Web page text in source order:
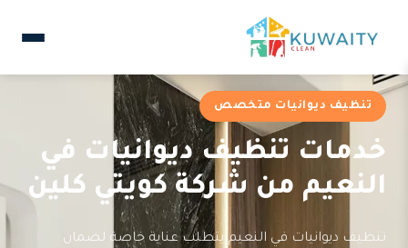
تنظيف ديوانيات متخصص
خدمات تنظيف ديوانيات في
النعيم من شركة كويتي كلين
تنظيف ديوانيات في النعيم يتطلب عناية خاصة لضمان